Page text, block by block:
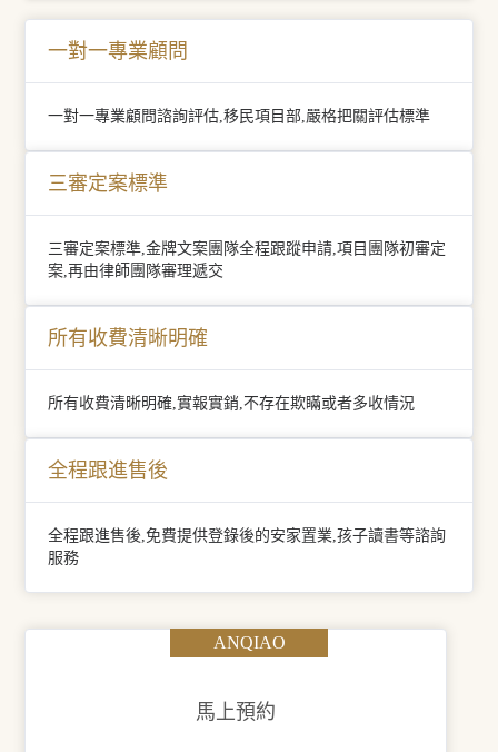
一對一專業顧問
一對一專業顧問諮詢評估,移民項目部,嚴格把關評估標準
三審定案標準
三審定案標準,金牌文案團隊全程跟蹤申請,項目團隊初審定
案,再由律師團隊審理遞交
所有收費清晰明確
所有收費清晰明確,實報實銷,不存在欺瞞或者多收情況
全程跟進售後
全程跟進售後,免費提供登錄後的安家置業,孩子讀書等諮詢
服務
ANQIAO
馬上預約